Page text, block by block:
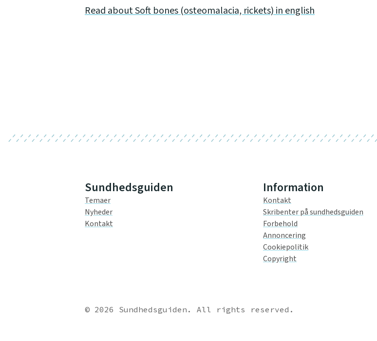
Read about Soft bones (osteomalacia, rickets) in english
Sundhedsguiden
Temaer
Nyheder
Kontakt
Information
Kontakt
Skribenter på sundhedsguiden
Forbehold
Annoncering
Cookiepolitik
Copyright
© 2026 Sundhedsguiden. All rights reserved.